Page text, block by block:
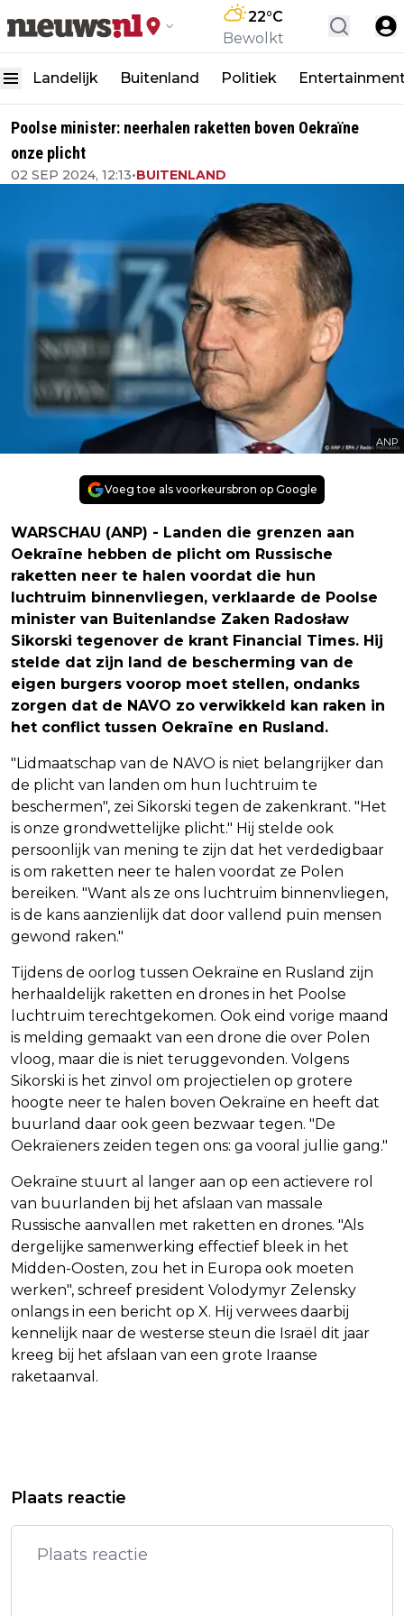
22°C
Bewolkt
Landelijk Buitenland Politiek
Poolse minister: neerhalen raketten boven Oekraïne
onze plicht
02 SEP 2024, 12:13•BUITENLAND
ANP
Voeg toe als voorkeursbron op Google
WARSCHAU (ANP) - Landen die grenzen aan
Oekraïne hebben de plicht om Russische
raketten neer te halen voordat die hun
luchtruim binnenvliegen, verklaarde de Poolse
minister van Buitenlandse Zaken Radosław
Sikorski tegenover de krant Financial Times. Hij
stelde dat zijn land de bescherming van de
eigen burgers voorop moet stellen, ondanks
zorgen dat de NAVO zo verwikkeld kan raken in
het conflict tussen Oekraïne en Rusland.
"Lidmaatschap van de NAVO is niet belangrijker dan
de plicht van landen om hun luchtruim te
beschermen", zei Sikorski tegen de zakenkrant. "Het
is onze grondwettelijke plicht." Hij stelde ook
persoonlijk van mening te zijn dat het verdedigbaar
is om raketten neer te halen voordat ze Polen
bereiken. "Want als ze ons luchtruim binnenvliegen,
is de kans aanzienlijk dat door vallend puin mensen
gewond raken."
Tijdens de oorlog tussen Oekraïne en Rusland zijn
herhaaldelijk raketten en drones in het Poolse
luchtruim terechtgekomen. Ook eind vorige maand
is melding gemaakt van een drone die over Polen
vloog, maar die is niet teruggevonden. Volgens
Sikorski is het zinvol om projectielen op grotere
hoogte neer te halen boven Oekraïne en heeft dat
buurland daar ook geen bezwaar tegen. "De
Oekraïeners zeiden tegen ons: ga vooral jullie gang."
Oekraïne stuurt al langer aan op een actievere rol
van buurlanden bij het afslaan van massale
Russische aanvallen met raketten en drones. "Als
dergelijke samenwerking effectief bleek in het
Midden-Oosten, zou het in Europa ook moeten
werken", schreef president Volodymyr Zelensky
onlangs in een bericht op X. Hij verwees daarbij
kennelijk naar de westerse steun die Israël dit jaar
kreeg bij het afslaan van een grote Iraanse
raketaanval.
NEDERLAND ELKAARS DIENSTEN AAN
WESTERWOLDE WEER NAAR RECHTER
OM 'TE VOL' AANMELDCENTRUM TER
APEL
Plaats reactie